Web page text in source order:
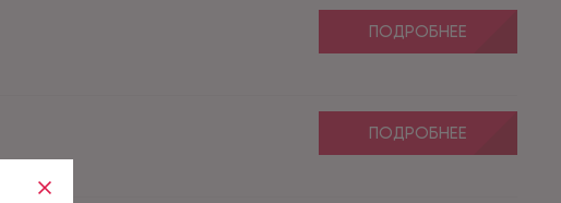
ПОДРОБНЕЕ
ПОДРОБНЕЕ